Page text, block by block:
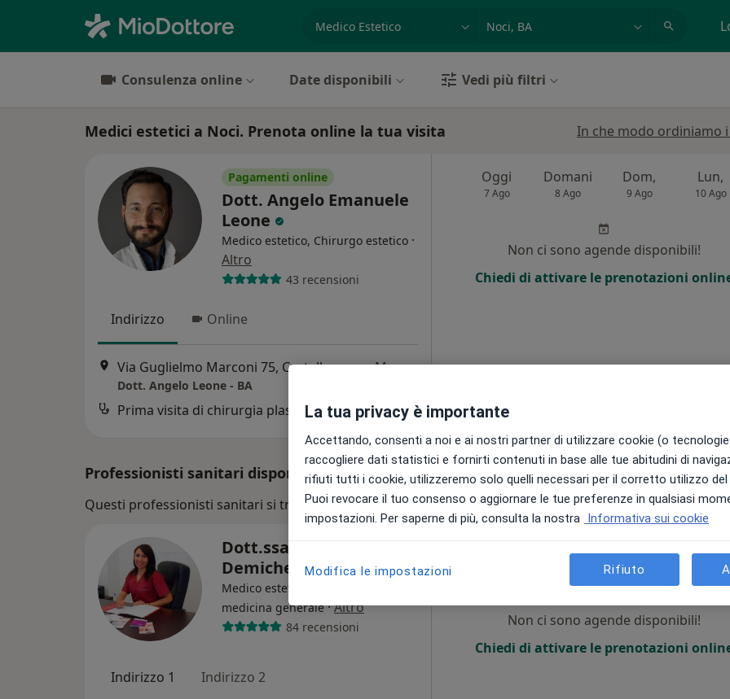
Consulenza online Date disponibili Vedi più filtri
Medici estetici a Noci. Prenota online la tua visita In che modo ordiniamo
Pagamenti online
Dott. Angelo Emanuele
Leone
Medico estetico, Chirurgo estetico ·
Altro
43 recensioni
Indirizzo Online
Via Guglielmo Marconi 75, Castellana Grotte •Mappa
Dott. Angelo Leone - BA
Prima visita di chirurgia plastica 100 €
Oggi
7 Ago
Domani
8 Ago
Dom,
9 Ago
Lun,
10 Ago
Non ci sono agende disponibili!
Chiedi di attivare le prenotazioni
Professionisti sanitari disponibili
Questi professionisti sanitari si trovano fuori Noci, BA, in aree vicine alla tua ricerca.
Dott.ssa Rosanna
Demichele
Medico estetico, Medico di
medicina generale·Altro
84 recensioni
Indirizzo 1 Indirizzo 2
9 Ago 10 Ago
Non ci sono agende disponibili!
Chiedi di attivare le prenotazioni
La tua privacy è importante
Accettando, consenti a noi e ai nostri partner di utilizzare cookie (o
raccogliere dati statistici e fornirti contenuti in base alle tue abitudini di
rifiuti tutti i cookie, utilizzeremo solo quelli necessari per il corretto utilizzo
Puoi revocare il tuo consenso o aggiornare le tue preferenze in qualsiasi
impostazioni. Per saperne di più, consulta la nostra Informativa sui cookie
Modifica le impostazioni Rifiuto